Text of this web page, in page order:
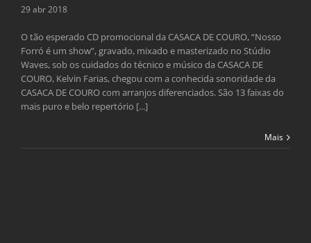
29 abr 2018
O tão esperado CD promocional da CASACA DE COURO, “Nosso
Forró é um show”, gravado, mixado e masterizado no Stúdio
Waves, sob os cuidados do técnico e músico da CASACA DE
COURO, Kelvin Farias, chegou com a conhecida sonoridade da
CASACA DE COURO com arranjos diferenciados. São 13 faixas do
mais puro e belo repertório [...]
Mais